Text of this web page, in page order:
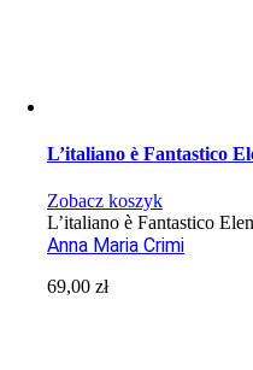
L’italiano è Fantastico
Zobacz koszyk
L’italiano è Fantastico
Anna Maria Crimi
69,00zł